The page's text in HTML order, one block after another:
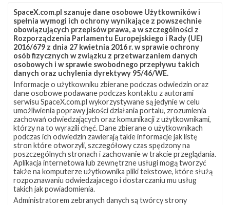
Najbliższe plany SpaceX – lipiec 2020
piątek, 3 lipca 2020 02:54
W ostatnim miesiącu SpaceX przeprowadziło trzy starty rakiety
Falcon 9 i w lipcu firma nie zamierza zwalniać tempa. Na
najbliższy miesiąc zaplanowane są cztery kolejne starty, zbliża
się czas zakończenia misji Crew Demo-2 i powrotu astronautów
na Ziemię, a w Teksasie trwają budowa i testy kolejnych
prototypów statku Starship . Najbliższe starty Pierwsza misja,
która ma się odbyć w lipcu, to Starlink-10 , czyli dziesiąty
dedykowany lot z satelitami konstelacji Starlink, zaplanowany …
Najbliższe
plany
SpaceX
kwiecień
2020
SpaceX.com.pl szanuje dane osobowe Użytkowników i
spełnia wymogi ich ochrony wynikające z powszechnie
obowiązujących przepisów prawa, a w szczególności z
Rozporządzenia Parlamentu Europejskiego i Rady (UE)
2016/679 z dnia 27 kwietnia 2016 r. w sprawie ochrony
osób fizycznych w związku z przetwarzaniem danych
osobowych i w sprawie swobodnego przepływu takich
danych oraz uchylenia dyrektywy 95/46/WE.
Informacje o użytkowniku zbierane podczas odwiedzin oraz
dane osobowe podawane podczas kontaktu z autorami
serwisu SpaceX.com.pl wykorzystywane są jedynie w celu
umożliwienia poprawy jakości działania portalu, zrozumienia
zachowań odwiedzających oraz komunikacji z użytkownikami,
którzy na to wyrazili chęć. Dane zbierane o użytkownikach
podczas ich odwiedzin zawierają takie informacje jak listę
stron które otworzyli, szczegółowy czas spędzony na
poszczególnych stronach i zachowanie w trakcie przeglądania.
Aplikacja internetowa lub zewnętrzne usługi mogą tworzyć
także na komputerze użytkownika pliki tekstowe, które służą
rozpoznawaniu odwiedzajacego i dostarczaniu mu usług
takich jak powiadomienia.
Administratorem zebranych danych są twórcy strony